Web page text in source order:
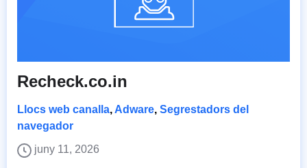
Recheck.co.in
Llocs web canalla, Adware, Segrestadors del
navegador
juny 11, 2026